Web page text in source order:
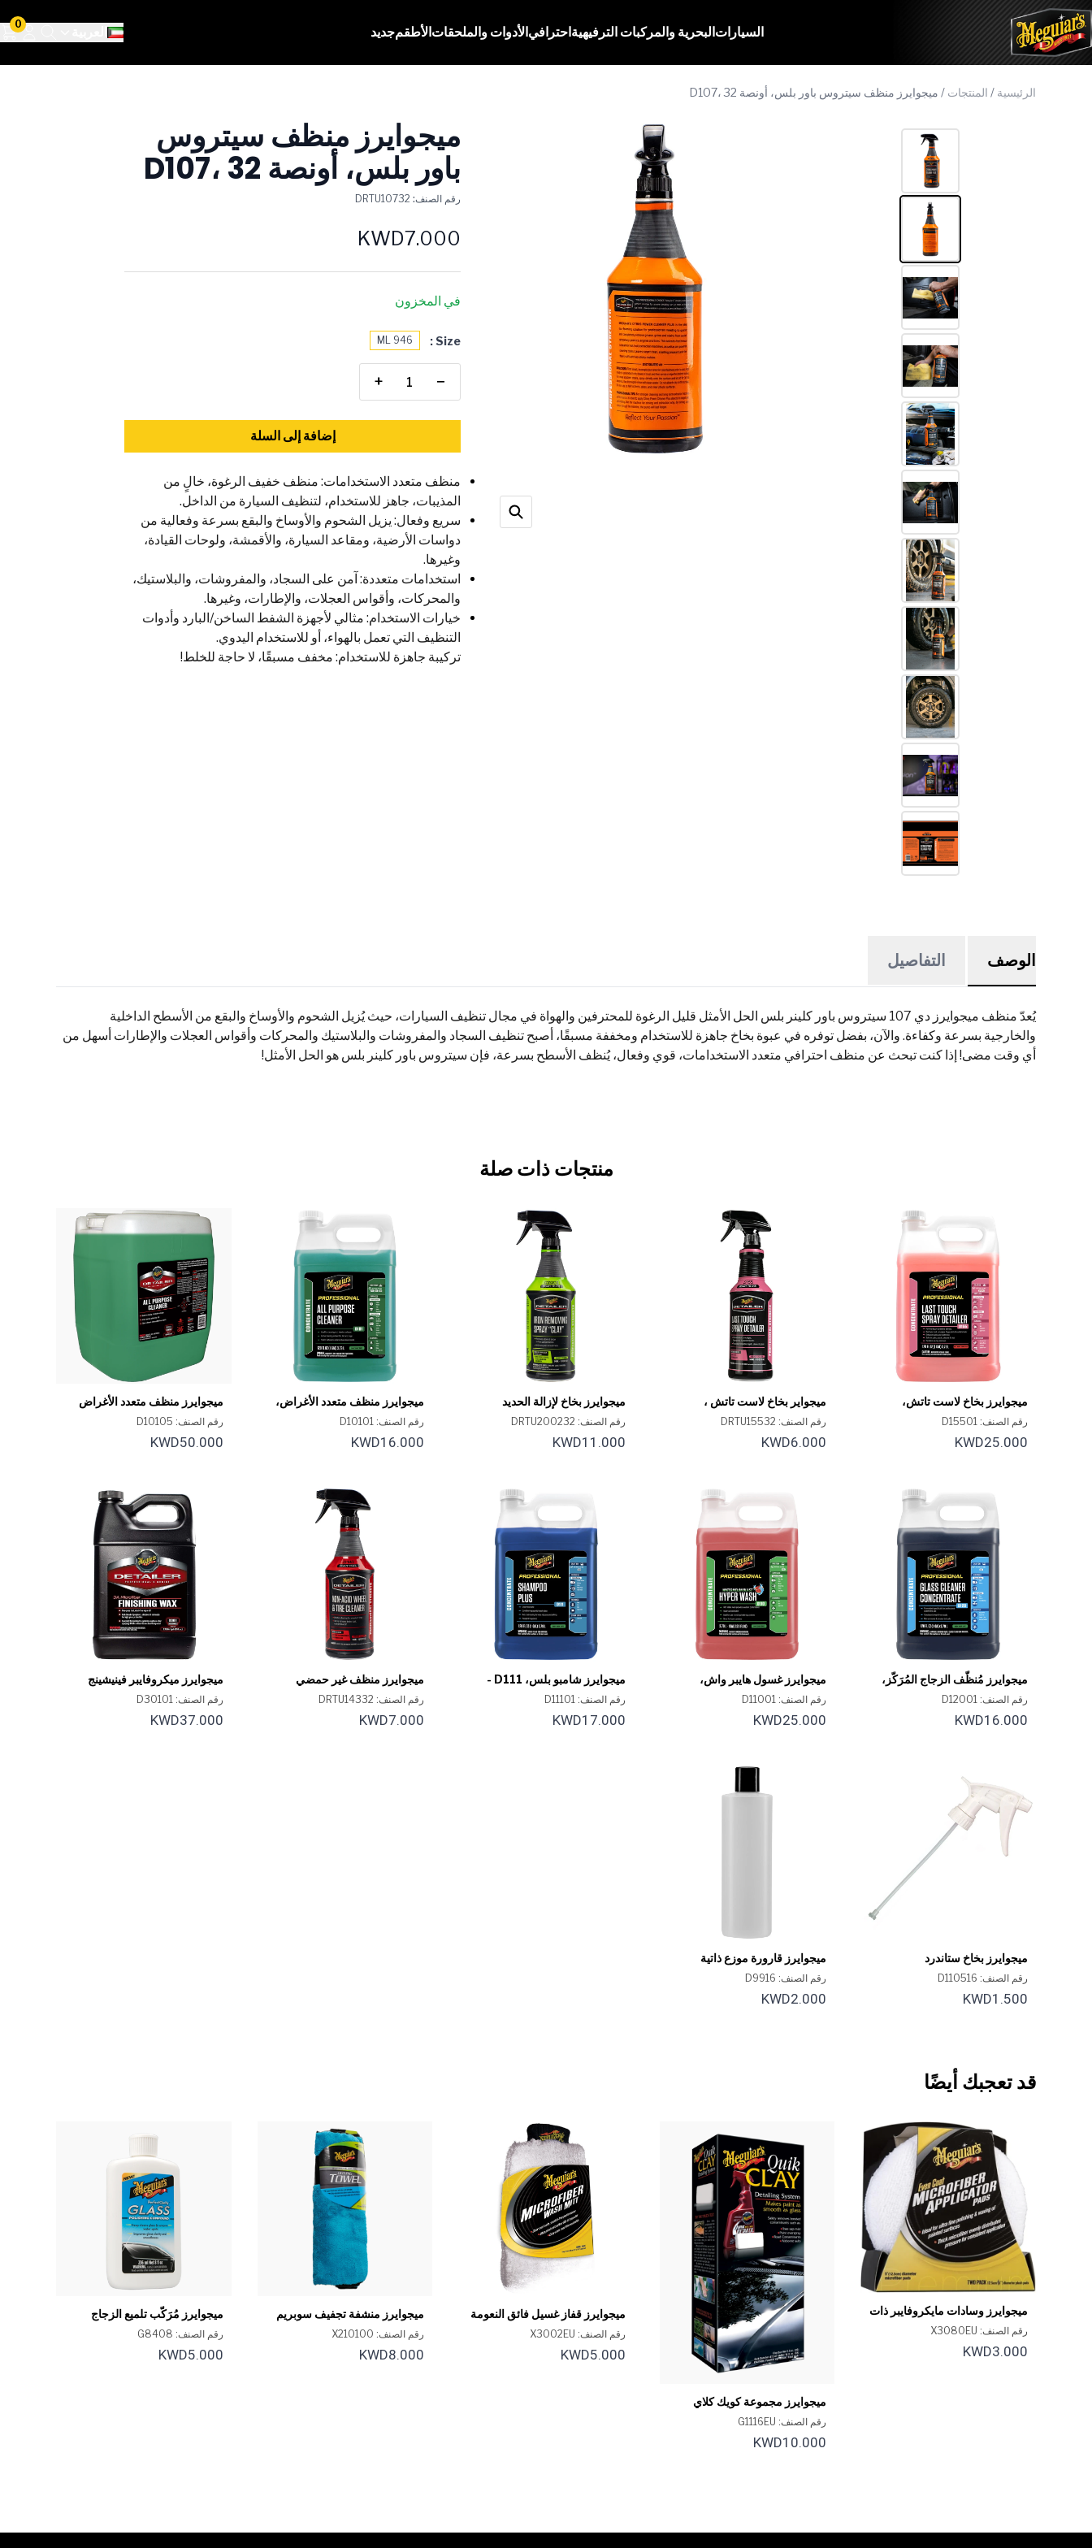
السياراتالبحرية والمركبات الترفيهيةاحترافيالأدوات والملحقاتالأطقمجديد
0
الرئيسية / المنتجات / ميجوايرز منظف سيتروس باور بلس، أونصة D107، 32
ميجوايرز منظف سيتروس
باور بلس، أونصة D107، 32
رقم الصنف:
KWD7.000
في المخزون
Size :
946 ML
−
+
إضافة إلى السلة
منظف ​​متعدد الاستخدامات: منظف خفيف الرغوة، خالٍ من
المذيبات، جاهز للاستخدام، لتنظيف السيارة من الداخل.
سريع وفعال: يزيل الشحوم والأوساخ والبقع بسرعة وفعالية من
دواسات الأرضية، ومقاعد السيارة، والأقمشة، ولوحات القيادة،
وغيرها.
استخدامات متعددة: آمن على السجاد، والمفروشات، والبلاستيك،
والمحركات، وأقواس العجلات، والإطارات، وغيرها.
خيارات الاستخدام: مثالي لأجهزة الشفط الساخن/البارد وأدوات
التنظيف التي تعمل بالهواء، أو للاستخدام اليدوي.
تركيبة جاهزة للاستخدام: مخفف مسبقًا، لا حاجة للخلط!
الوصف التفاصيل
يُعدّ منظف ميجوايرز دي 107 سيتروس باور كلينر بلس الحل الأمثل قليل الرغوة للمحترفين والهواة في مجال تنظيف السيارات، حيث يُزيل الشحوم والأوساخ والبقع من الأسطح الداخلية
والخارجية بسرعة وكفاءة. والآن، بفضل توفره في عبوة بخاخ جاهزة للاستخدام ومخففة مسبقًا، أصبح تنظيف السجاد والمفروشات والبلاستيك والمحركات وأقواس العجلات والإطارات أسهل من
أي وقت مضى! إذا كنت تبحث عن منظف احترافي متعدد الاستخدامات، قوي وفعال، يُنظف الأسطح بسرعة، فإن سيتروس باور كلينر بلس هو الحل الأمثل!
منتجات ذات صلة
ميجوايرز بخاخ لاست تاتش،
D155، سعة 1 جالون
رقم الصنف: D15501
KWD25.000
ميجواير بخاخ لاست تاتش ،
D155، سعة 32 أونصة
رقم الصنف: DRTU15532
KWD6.000
ميجوايرز بخاخ لإزالة الحديد
أونصة
رقم الصنف: DRTU200232
KWD11.000
ميجوايرز منظف متعدد الأغراض،
D101، سعة 1 جالون
رقم الصنف: D10101
KWD16.000
ميجوايرز منظف متعدد الأغراض
سعة 5 جالون D101
رقم الصنف: D10105
KWD50.000
ميجوايرز مُنظّف الزجاج المُرَكّز،
D120، سعة 1 جالون
رقم الصنف: D12001
KWD16.000
ميجوايرز غسول هايبر واش،
D110، سعة 1 جالون
رقم الصنف: D11001
KWD25.000
ميجوايرز شامبو بلس، D111 -
جالون 1
رقم الصنف: D11101
KWD17.000
ميجوايرز منظف غير حمضي
أونصة 32
رقم الصنف: DRTU14332
KWD7.000
ميجوايرز ميكروفايبر فينيشينج
واكس، D301، سعة 1 جالون
رقم الصنف: D30101
KWD37.000
ميجوايرز بخاخ ستاندرد
رقم الصنف: D110516
KWD1.500
ميجوايرز قارورة موزع ذاتية
التنظيف 16 أونصة
رقم الصنف: D9916
KWD2.000
قد تعجبك أيضًا
ميجوايرز وسادات مايكروفايبر ذات
تغطية متساوية إيفن-كوت
رقم الصنف: X3080EU
KWD3.000
ميجوايرز مجموعة كويك كلاي
الإبتدائية
رقم الصنف: G1116EU
KWD10.000
ميجوايرز قفاز غسيل فائق النعومة
من الألياف الدقيقة
رقم الصنف: X3002EU
KWD5.000
ميجوايرز منشفة تجفيف سوبريم
شاين
رقم الصنف: X210100
KWD8.000
ميجوايرز مُرَكّب تلميع الزجاج
بيرفكت كلاريتي 8 أونصة
رقم الصنف: G8408
KWD5.000